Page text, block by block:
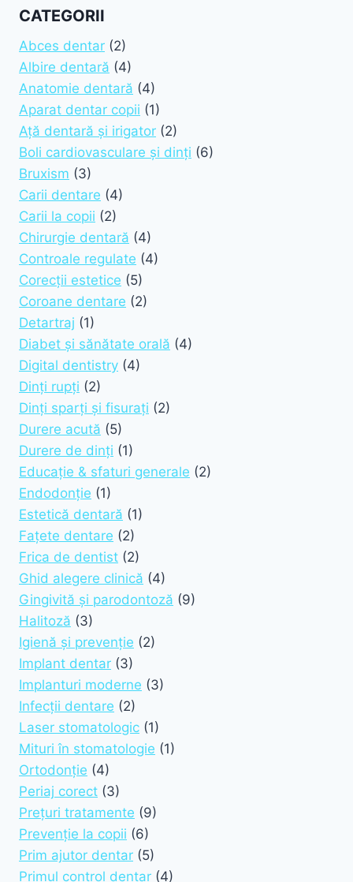
CATEGORII
Abces dentar (2)
Albire dentară (4)
Anatomie dentară (4)
Aparat dentar copii (1)
Ață dentară și irigator (2)
Boli cardiovasculare și dinți (6)
Bruxism (3)
Carii dentare (4)
Carii la copii (2)
Chirurgie dentară (4)
Controale regulate (4)
Corecții estetice (5)
Coroane dentare (2)
Detartraj (1)
Diabet și sănătate orală (4)
Digital dentistry (4)
Dinți rupți (2)
Dinți sparți și fisurați (2)
Durere acută (5)
Durere de dinți (1)
Educație & sfaturi generale (2)
Endodonție (1)
Estetică dentară (1)
Fațete dentare (2)
Frica de dentist (2)
Ghid alegere clinică (4)
Gingivită și parodontoză (9)
Halitoză (3)
Igienă și prevenție (2)
Implant dentar (3)
Implanturi moderne (3)
Infecții dentare (2)
Laser stomatologic (1)
Mituri în stomatologie (1)
Ortodonție (4)
Periaj corect (3)
Prețuri tratamente (9)
Prevenție la copii (6)
Prim ajutor dentar (5)
Primul control dentar (4)